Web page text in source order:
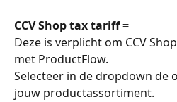
CCV Shop tax tariff =
Deze is verplicht om CCV
met ProductFlow.
Selecteer in de dropdown de
jouw productassortiment.